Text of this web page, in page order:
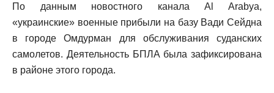
По данным новостного канала Al Arabya,
«украинские» военные прибыли на базу Вади Сейдна
в городе Омдурман для обслуживания суданских
самолетов. Деятельность БПЛА была зафиксирована
в районе этого города.